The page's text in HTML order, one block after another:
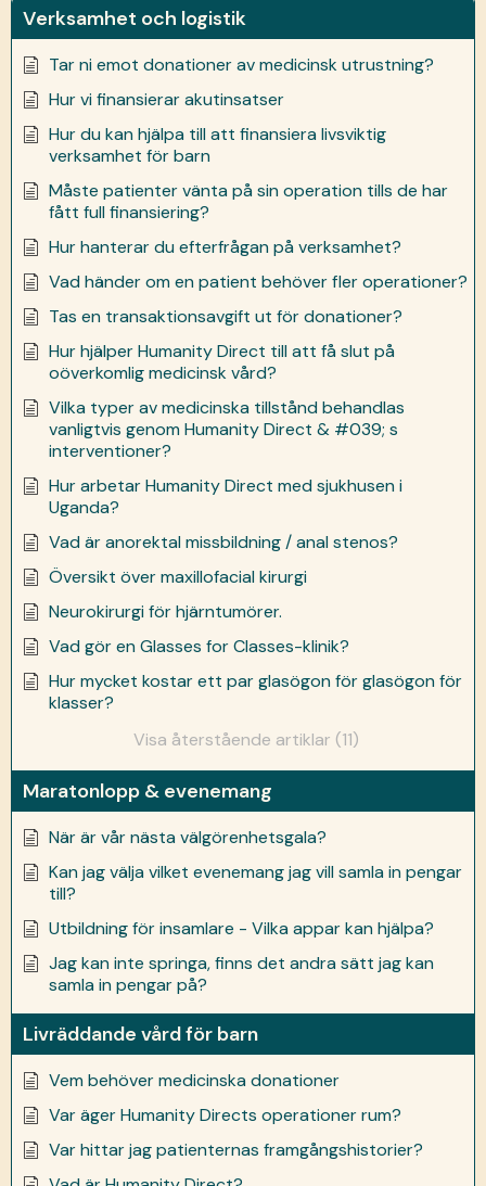
Verksamhet och logistik
Tar ni emot donationer av medicinsk utrustning?
Hur vi finansierar akutinsatser
Hur du kan hjälpa till att finansiera livsviktig
verksamhet för barn
Måste patienter vänta på sin operation tills de har
fått full finansiering?
Hur hanterar du efterfrågan på verksamhet?
Vad händer om en patient behöver fler operationer?
Tas en transaktionsavgift ut för donationer?
Hur hjälper Humanity Direct till att få slut på
oöverkomlig medicinsk vård?
Vilka typer av medicinska tillstånd behandlas
vanligtvis genom Humanity Direct & #039; s
interventioner?
Hur arbetar Humanity Direct med sjukhusen i
Uganda?
Vad är anorektal missbildning / anal stenos?
Översikt över maxillofacial kirurgi
Neurokirurgi för hjärntumörer.
Vad gör en Glasses for Classes-klinik?
Hur mycket kostar ett par glasögon för glasögon för
klasser?
Visa återstående artiklar (11)
Maratonlopp & evenemang
När är vår nästa välgörenhetsgala?
Kan jag välja vilket evenemang jag vill samla in pengar
till?
Utbildning för insamlare - Vilka appar kan hjälpa?
Jag kan inte springa, finns det andra sätt jag kan
samla in pengar på?
Livräddande vård för barn
Vem behöver medicinska donationer
Var äger Humanity Directs operationer rum?
Var hittar jag patienternas framgångshistorier?